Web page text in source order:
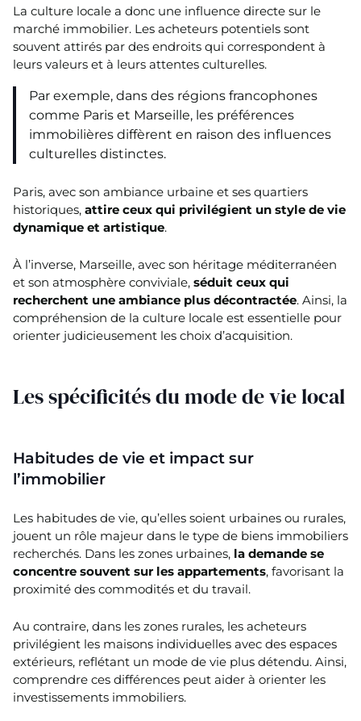
La culture locale a donc une influence directe sur le
marché immobilier. Les acheteurs potentiels sont
souvent attirés par des endroits qui correspondent à
leurs valeurs et à leurs attentes culturelles.
Par exemple, dans des régions francophones
comme Paris et Marseille, les préférences
immobilières diffèrent en raison des influences
culturelles distinctes.
Paris, avec son ambiance urbaine et ses quartiers
historiques, attire ceux qui privilégient un style de vie
dynamique et artistique.
À l’inverse, Marseille, avec son héritage méditerranéen
et son atmosphère conviviale, séduit ceux qui
recherchent une ambiance plus décontractée. Ainsi, la
compréhension de la culture locale est essentielle pour
orienter judicieusement les choix d’acquisition.
Les spécificités du mode de vie local
Habitudes de vie et impact sur
l’immobilier
Les habitudes de vie, qu’elles soient urbaines ou rurales,
jouent un rôle majeur dans le type de biens immobiliers
recherchés. Dans les zones urbaines, la demande se
concentre souvent sur les appartements, favorisant la
proximité des commodités et du travail.
Au contraire, dans les zones rurales, les acheteurs
privilégient les maisons individuelles avec des espaces
extérieurs, reflétant un mode de vie plus détendu. Ainsi,
comprendre ces différences peut aider à orienter les
investissements immobiliers.